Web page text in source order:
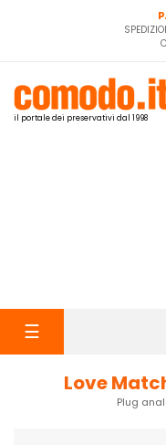
il portale dei preservativi dal 1998
navigazione
☰
Love
Plug